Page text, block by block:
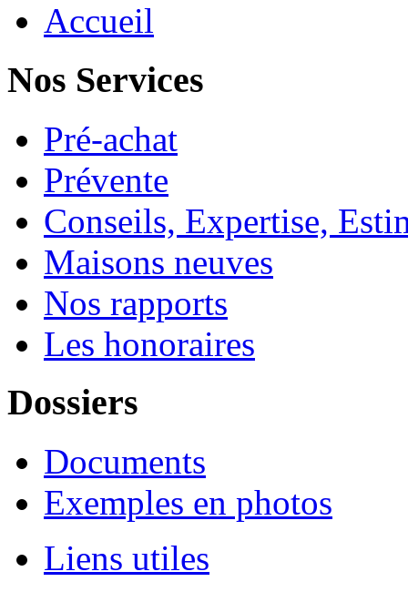
Accueil
Nos Services
Pré-achat
Prévente
Conseils, Expertise,
Maisons neuves
Nos rapports
Les honoraires
Dossiers
Documents
Exemples en photos
Liens utiles